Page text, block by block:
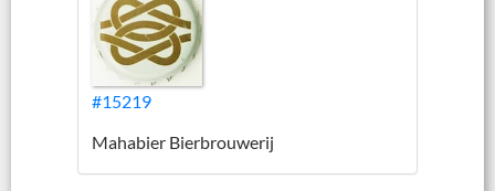
#15219
Mahabier Bierbrouwerij